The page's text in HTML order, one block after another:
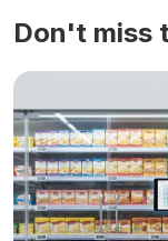
Don't miss